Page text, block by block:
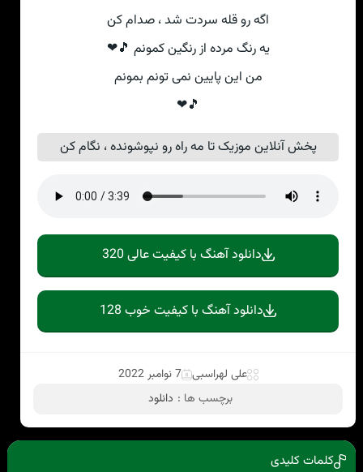
اگه رو قله سردت شد ، صدام کن
یه رنگ مرده از رنگین کمونم 🎵❤
من این پایین نمی تونم بمونم
🎵❤
پخش آنلاین موزیک تا مه راه رو نپوشونده ، نگام کن
دانلود آهنگ با کیفیت عالی 320
دانلود آهنگ با کیفیت خوب 128
علی لهراسبی 7 نوامبر 2022
برچسب ها : دانلود
کلمات کلیدی